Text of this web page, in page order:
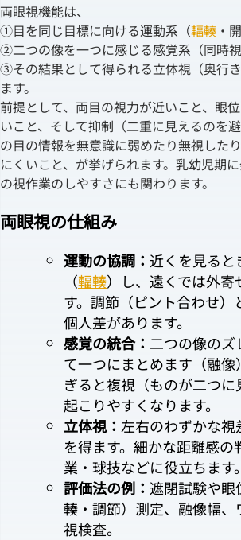
両眼視機能は、
①目を同じ目標に向ける運動系（輻輳 ・
②二つの像を一つに感じる感覚系（同時視
③その結果として得られる立体視（奥行
ます。
前提として、両目の視力が近いこと、眼
いこと、そして抑制（二重に見えるのを
の目の情報を無意識に弱めたり無視した
にくいこと、が挙げられます。乳幼児期
の視作業のしやすさにも関わります。
両眼視の仕組み
運動の協調： 近くを見ると
（輻輳）し、遠くでは外寄
す。調節（ピント合わせ）
個人差があります。
感覚の統合： 二つの像のズ
て一つにまとめます（融
ぎると複視（ものが二つ
起こりやすくなります。
立体視： 左右のわずかな
を得ます。細かな距離感の
業・球技などに役立ちます。
評価法の例： 遮閉試験や眼
輳・調節）測定、融像幅、
視検査。